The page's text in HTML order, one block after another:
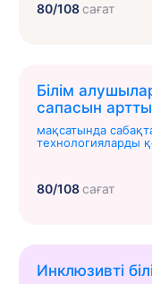
80/108сағат
Білім
сапасын
мақсатында
технологияларды
80/108сағат
Инклюзивті